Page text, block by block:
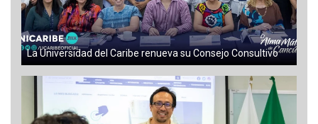
La Universidad del Caribe renueva su Consejo Consultivo